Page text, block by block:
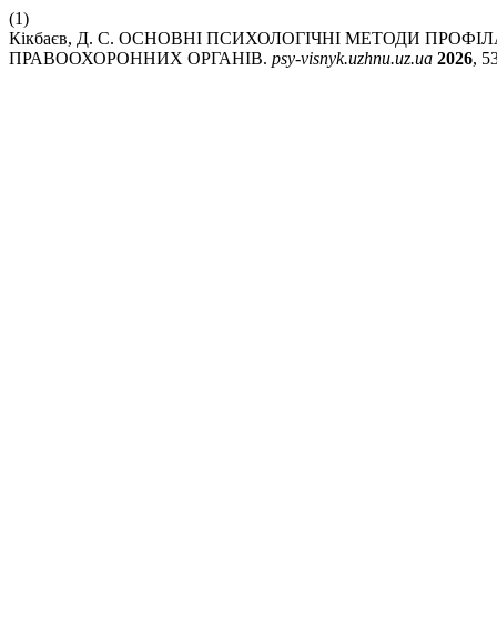
(1)
Кікбаєв, Д. С. ОСНОВНІ ПСИХОЛОГІЧНІ МЕТОДИ
ПРАВООХОРОННИХ ОРГАНІВ. psy-visnyk.uzhnu.uz.ua 2026,